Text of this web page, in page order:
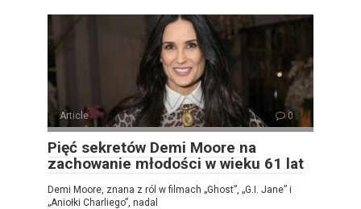
Article 0
Pięć sekretów Demi Moore na
zachowanie młodości w wieku 61 lat
Demi Moore, znana z ról w filmach „Ghost”, „G.I. Jane” i
„Aniołki Charliego”, nadal